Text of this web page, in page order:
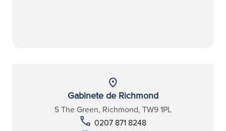
Gabinete de Richmond
5 The Green, Richmond, TW9 1PL
0207 871 8248